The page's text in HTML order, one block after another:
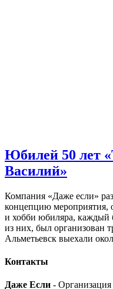
Юбилей 50 лет
Василий»
Компания «Даже если»
концепцию мероприятия,
и хобби юбиляра, каждый
из них, был организован
Альметьевск выехали
Контакты
Даже Если -